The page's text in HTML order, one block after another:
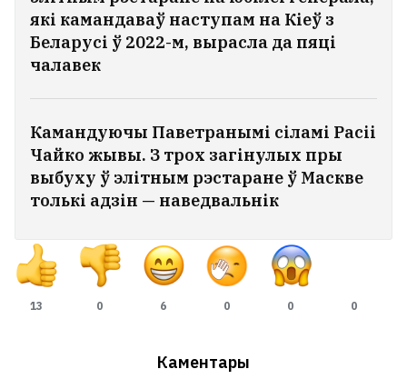
які камандаваў наступам на Кіеў з
Беларусі ў 2022-м, вырасла да пяці
чалавек
Камандуючы Паветранымі сіламі Расіі
Чайко жывы. З трох загінулых пры
выбуху ў элітным рэстаране ў Маскве
толькі адзін — наведвальнік
13 0 6 0 0 0
Каментары